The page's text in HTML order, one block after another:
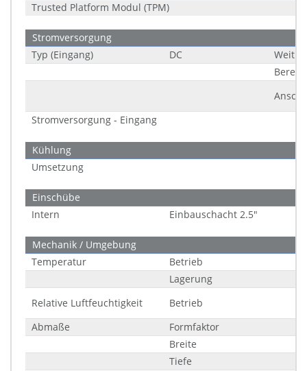
Trusted Platform Modul (TPM)
Stromversorgung
Typ (Eingang)
DC
Stromversorgung - Eingang
Kühlung
Umsetzung
Einschübe
Intern
Einbauschacht 2.5"
Mechanik / Umgebung
Temperatur
Betrieb
Lagerung
Relative Luftfeuchtigkeit
Betrieb
Abmaße
Formfaktor
Breite
Tiefe